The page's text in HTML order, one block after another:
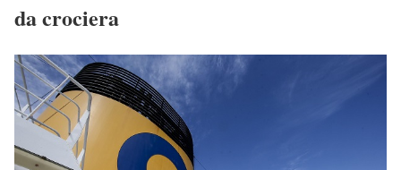
da crociera